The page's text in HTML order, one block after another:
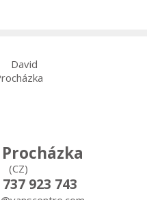
(CZ)
923 743